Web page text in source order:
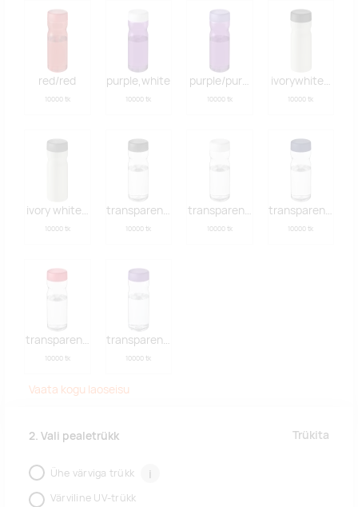
red/red
10000 tk
purple,white
10000 tk
purple/purple
10000 tk
ivorywhiteblack
10000 tk
ivory white,grey
10000 tk
transparent black
10000 tk
transparent white
10000 tk
transparent blue
10000 tk
transparent red
10000 tk
transparent purple
10000 tk
Vaata kogu laoseisu
2. Vali pealetrükk Trükita
Ühe värviga trükk i
Värviline UV-trükk